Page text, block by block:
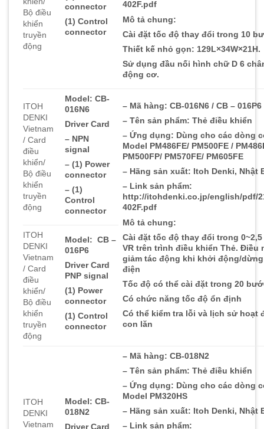
Bộ điều
khiển
truyền
động
connector
(1) Control
connector
402F.pdf
Mô tả chung:
Cài đặt tốc độ thay đổi trong 10
Thiết kế nhỏ gọn: 129L×34W×21H.
Sử dụng đầu nối hình chữ D 6
động cơ.
ITOH
DENKI
Vietnam
/ Card
điều
khiển/
Bộ điều
khiển
truyền
động
Model: CB-
016N6
Driver Card
– NPN
signal
– (1) Power
connector
– (1)
Control
connector
– Mã hàng: CB-016N6 / CB – 016P6
– Tên sản phẩm: Thẻ điều khiển
– Ứng dụng: Dùng cho các dòng
Model PM486FE/ PM500FE /
PM500FP/ PM570FE/ PM605FE
– Hãng sản xuất: Itoh Denki, Nhật
– Link sản phẩm:
http://itohdenki.co.jp/english/pdf/
402F.pdf
Mô tả chung:
Cài đặt tốc độ thay đổi trong
VR trên trình điều khiển Thẻ. Điều
giảm tác động khi khởi động/
điện
Tốc độ có thể cài đặt trong 20
Có chức năng tốc độ ổn định
Có thể kiểm tra lỗi và lịch sử hoạt
con lăn
ITOH
DENKI
Vietnam
/ Card
điều
khiển/
Bộ điều
khiển
truyền
động
Model: CB –
016P6
Driver Card
PNP signal
(1) Power
connector
(1) Control
connector
ITOH
DENKI
Vietnam
Model: CB-
018N2
Driver Card
– Mã hàng: CB-018N2
– Tên sản phẩm: Thẻ điều khiển
– Ứng dụng: Dùng cho các dòng
Model PM320HS
– Hãng sản xuất: Itoh Denki, Nhật
– Link sản phẩm: